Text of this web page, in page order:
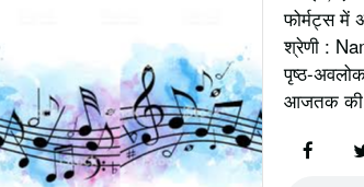
फोर्मट्स में
श्रेणी :
पृष्ठ-
आजतक की